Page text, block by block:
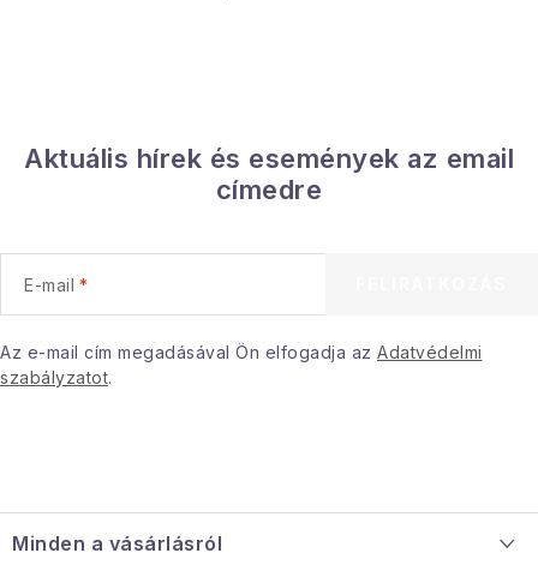
Aktuális hírek és események az email
címedre
E-mail
Az e-mail cím megadásával Ön elfogadja az Adatvédelmi
szabályzatot.
á
bMinden a vásárlásról